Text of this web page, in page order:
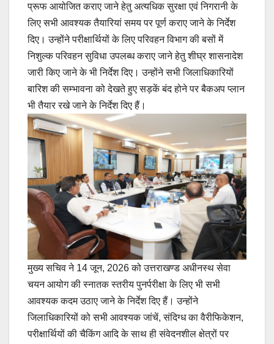
प्रूफ आयोजित कराए जाने हेतु अत्यधिक सुरक्षा एवं निगरानी के
लिए सभी आवश्यक तैयारियां समय पर पूर्ण कराए जाने के निर्देश
दिए। उन्होंने परीक्षार्थियों के लिए परिवहन विभाग की बसों में
निशुल्क परिवहन सुविधा उपलब्ध कराए जाने हेतु शीघ्र शासनादेश
जारी किए जाने के भी निर्देश दिए। उन्होंने सभी जिलाधिकारियों
बारिश की सम्भावना को देखते हुए सड़कें बंद होने पर बैकअप प्लान
भी तैयार रखे जाने के निर्देश दिए हैं।
मुख्य सचिव ने 14 जून, 2026 को उत्तराखण्ड अधीनस्थ सेवा
चयन आयोग की स्नातक स्तरीय पुनर्परीक्षा के लिए भी सभी
आवश्यक कदम उठाए जाने के निर्देश दिए हैं। उन्होंने
जिलाधिकारियों को सभी आवश्यक जांचें, संदिग्ध का वैरीफिकेशन,
परीक्षार्थियों की चैकिंग आदि के साथ ही संवेदनशील क्षेत्रों पर